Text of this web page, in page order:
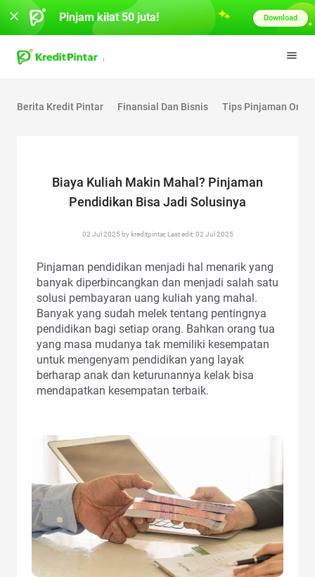
Berita Kredit Pintar Finansial Dan Bisnis Tips Pinjaman
Biaya Kuliah Makin Mahal? Pinjaman
Pendidikan Bisa Jadi Solusinya
02 Jul 2025 by kreditpintar, Last edit: 02 Jul 2025
Pinjaman pendidikan menjadi hal menarik yang
banyak diperbincangkan dan menjadi salah satu
solusi pembayaran uang kuliah yang mahal.
Banyak yang sudah melek tentang pentingnya
pendidikan bagi setiap orang. Bahkan orang tua
yang masa mudanya tak memiliki kesempatan
untuk mengenyam pendidikan yang layak
berharap anak dan keturunannya kelak bisa
mendapatkan kesempatan terbaik.
Pinjam kilat 50 juta! Download